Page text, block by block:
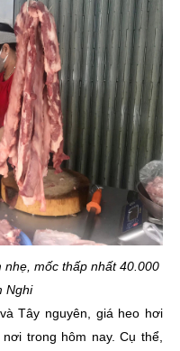
mốc thấp nhất 40.000
Nghi
Tây nguyên, giá heo hơi
trong hôm nay. Cụ thể,